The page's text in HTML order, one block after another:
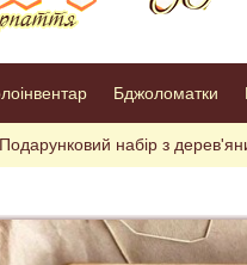
Бджоломатки
Подарунковий набір з